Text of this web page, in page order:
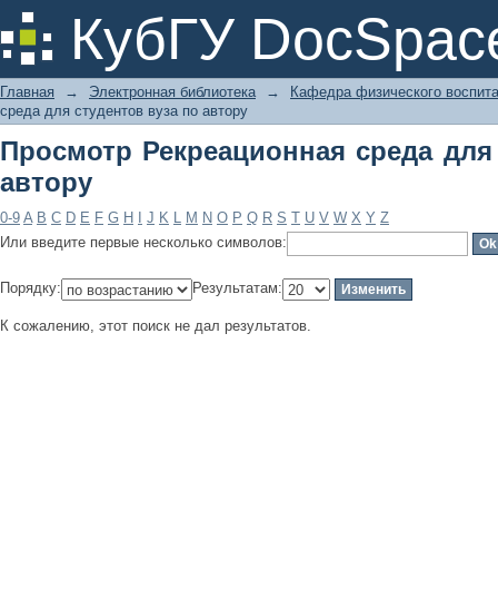
КубГУ
Просмотр Рекреационная среда для
Главная → Электронная библиотека →
Кафедра физического
среда для студентов вуза по автору
Просмотр Рекреационная среда
автору
0-9 A B C D E F G H J K L M N O P Q R S T U V W X Y Z
Или введите первые несколько символов:
Порядку: Результатам:
К сожалению, этот поиск не дал результатов.